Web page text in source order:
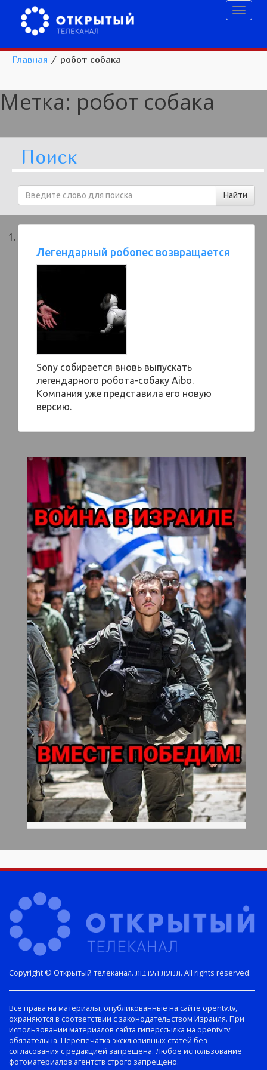
Главная / робот собака
Метка: робот собака
Поиск
Легендарный робопес возвращается
Sony собирается вновь выпускать
легендарного робота-собаку Aibo.
Компания уже представила его новую
версию.
Copyright © Открытый телеканал. תנועת הערבות. All rights reserved.
Все права на материалы, опубликованные на сайте opentv.tv,
охраняются в соответствии с законодательством Израиля. При
использовании материалов сайта гиперссылка на opentv.tv
обязательна. Перепечатка эксклюзивных статей без
согласования с редакцией запрещена. Любое использование
фотоматериалов агентств строго запрещено.